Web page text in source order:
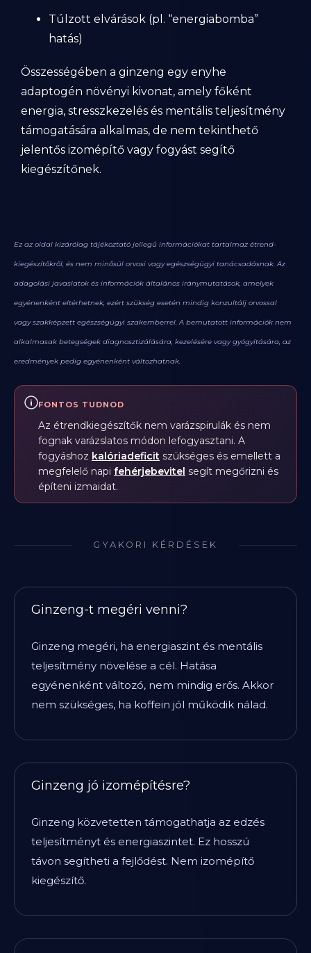
Túlzott elvárások (pl. “energiabomba”
hatás)
Összességében a ginzeng egy enyhe
adaptogén növényi kivonat, amely főként
energia, stresszkezelés és mentális teljesítmény
támogatására alkalmas, de nem tekinthető
jelentős izomépítő vagy fogyást segítő
kiegészítőnek.
Ez az oldal kizárólag tájékoztató jellegű információkat tartalmaz étrend-
kiegészítőkről, és nem minősül orvosi vagy egészségügyi tanácsadásnak. Az
adagolási javaslatok és információk általános iránymutatások, amelyek
egyénenként eltérhetnek, ezért szükség esetén mindig konzultálj orvossal
vagy szakképzett egészségügyi szakemberrel. A bemutatott információk nem
alkalmasak betegségek diagnosztizálására, kezelésére vagy gyógyítására, az
eredmények pedig egyénenként változhatnak.
FONTOS TUDNOD
Az étrendkiegészítők nem varázspirulák és nem
fognak varázslatos módon lefogyasztani. A
fogyáshoz kalóriadeficit szükséges és emellett a
megfelelő napi fehérjebevitel segít megőrizni és
építeni izmaidat.
GYAKORI KÉRDÉSEK
Ginzeng-t megéri venni?
Ginzeng megéri, ha energiaszint és mentális
teljesítmény növelése a cél. Hatása
egyénenként változó, nem mindig erős. Akkor
nem szükséges, ha koffein jól működik nálad.
Ginzeng jó izomépítésre?
Ginzeng közvetetten támogathatja az edzés
teljesítményt és energiaszintet. Ez hosszú
távon segítheti a fejlődést. Nem izomépítő
kiegészítő.